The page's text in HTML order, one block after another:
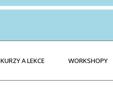
KURZY A LEKCE WORKSHOPY